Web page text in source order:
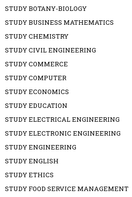
STUDY BOTANY-BIOLOGY
STUDY BUSINESS MATHEMATICS
STUDY CHEMISTRY
STUDY CIVIL ENGINEERING
STUDY COMMERCE
STUDY COMPUTER
STUDY ECONOMICS
STUDY EDUCATION
STUDY ELECTRICAL ENGINEERING
STUDY ELECTRONIC ENGINEERING
STUDY ENGINEERING
STUDY ENGLISH
STUDY ETHICS
STUDY FOOD SERVICE MANAGEMENT